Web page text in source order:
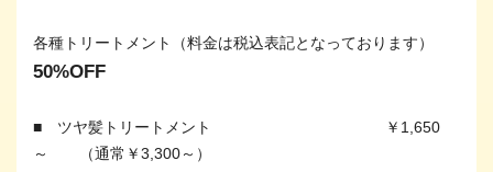
各種トリートメント（料金は税込表記となっております）
50%OFF
■ ツヤ髪トリートメント ￥1,650
～ （通常￥3,300～）